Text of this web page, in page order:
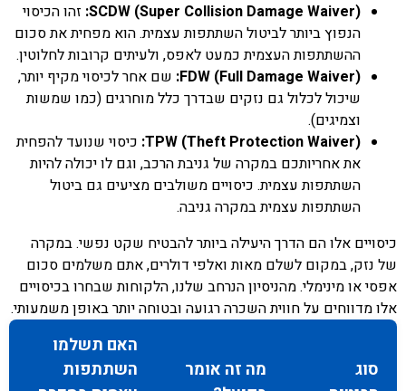
SCDW (Super Collision Damage Waiver): זהו הכיסוי
הנפוץ ביותר לביטול השתתפות עצמית. הוא מפחית את סכום
ההשתתפות העצמית כמעט לאפס, ולעיתים קרובות לחלוטין.
FDW (Full Damage Waiver): שם אחר לכיסוי מקיף יותר,
שיכול לכלול גם נזקים שבדרך כלל מוחרגים (כמו שמשות
וצמיגים).
TPW (Theft Protection Waiver): כיסוי שנועד להפחית
את אחריותכם במקרה של גניבת הרכב, וגם לו יכולה להיות
השתתפות עצמית. כיסויים משולבים מציעים גם ביטול
השתתפות עצמית במקרה גניבה.
כיסויים אלו הם הדרך היעילה ביותר להבטיח שקט נפשי. במקרה
של נזק, במקום לשלם מאות ואלפי דולרים, אתם משלמים סכום
אפסי או מינימלי. מהניסיון הנרחב שלנו, הלקוחות שבחרו בכיסויים
אלו מדווחים על חווית השכרה רגועה ובטוחה יותר באופן משמעותי.
סוג
מה זה אומר
האם תשלמו
השתתפות